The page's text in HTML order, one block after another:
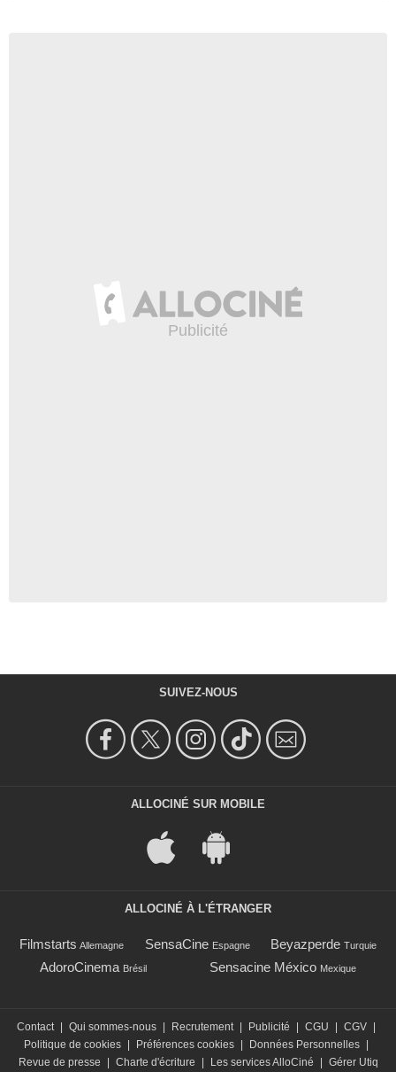
SUIVEZ-NOUS
ALLOCINÉ SUR MOBILE
ALLOCINÉ À L'ÉTRANGER
Filmstarts Allemagne SensaCine Espagne Beyazperde Turquie
AdoroCinema Brésil Sensacine México Mexique
Contact | Qui sommes-nous | Recrutement | Publicité | CGU | CGV |
Politique de cookies | Préférences cookies | Données Personnelles |
Revue de presse
| Charte d'écriture | Les services AlloCiné | Gérer Utiq